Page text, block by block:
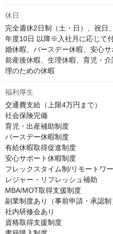
休日
完全週休2日制（土・日）、祝日
年度10日 以降※入社月に応じて
婚休暇、バースデー休暇、安心
前産後休暇、生理休暇、育児・
理のための休暇
福利厚生
交通費支給（上限4万円まで）
社会保険完備
育児・出産補助制度
バースデー休暇制度
有給休暇取得促進制度
安心サポート休暇制度
フレックスタイム制/リモートワ
レジャー・リフレッシュ補助
MBA/MOT取得支援制度
副業制度あり（事前申請・承認制
社内研修会あり
資格取得支援制度